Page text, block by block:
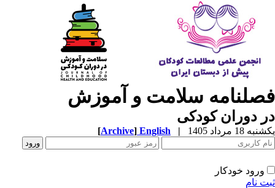
سلامت و آموزش
دوران کودکی
18 مرداد 1405 |
English
[Archive]
ورود خودکار
نام